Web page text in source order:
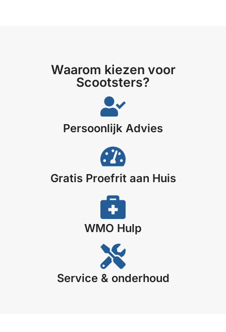
Waarom kiezen voor
Scootsters?
Persoonlijk Advies​
Gratis Proefrit aan Huis​
WMO Hulp​
Service & onderhoud